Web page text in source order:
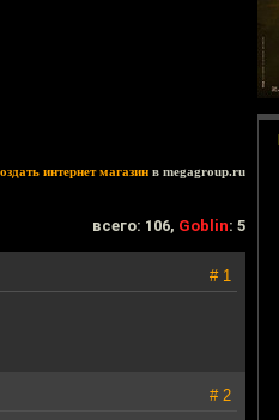
интернет магазин в megagroup.ru
всего: 106, Goblin: 5
# 1
# 2